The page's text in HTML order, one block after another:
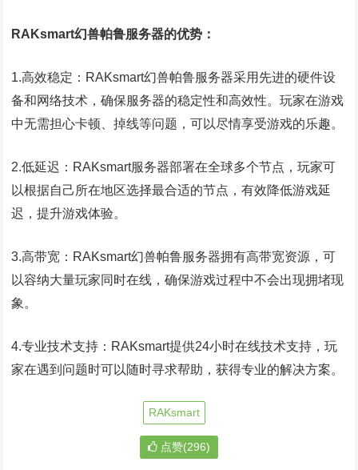
RAKsmart幻兽帕鲁服务器的优势：
1.高效稳定：RAKsmart幻兽帕鲁服务器采用先进的硬件设
备和网络技术，确保服务器的稳定性和高效性。玩家在游戏
中无需担心卡顿、掉线等问题，可以尽情享受游戏的乐趣。
2.低延迟：RAKsmart服务器部署在全球多个节点，玩家可
以根据自己所在地区选择最合适的节点，有效降低游戏延
迟，提升游戏体验。
3.高带宽：RAKsmart幻兽帕鲁服务器拥有高带宽资源，可
以容纳大量玩家同时在线，确保游戏过程中不会出现拥堵现
象。
4.专业技术支持：RAKsmart提供24小时在线技术支持，玩
家在遇到问题时可以随时寻求帮助，获得专业的解决方案。
RAKsmart
点赞(296)